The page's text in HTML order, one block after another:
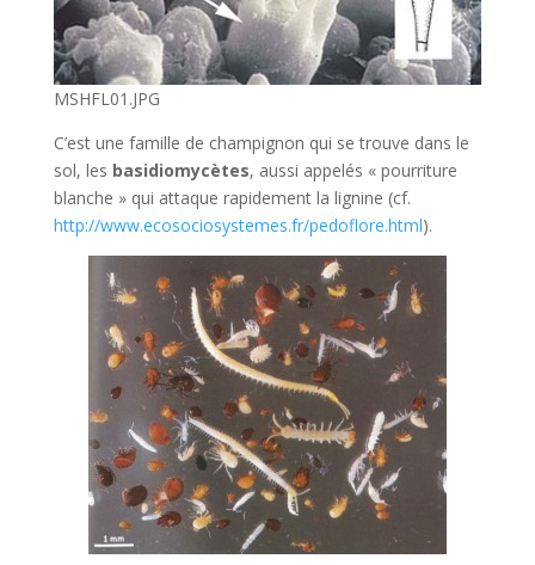
MSHFL01.JPG
C’est une famille de champignon qui se trouve dans le
sol, les basidiomycètes, aussi appelés « pourriture
blanche » qui attaque rapidement la lignine (cf.
http://www.ecosociosystemes.fr/pedoflore.html).